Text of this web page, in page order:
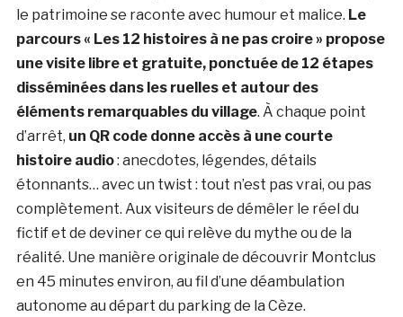
le patrimoine se raconte avec humour et malice. Le
parcours « Les 12 histoires à ne pas croire » propose
une visite libre et gratuite, ponctuée de 12 étapes
disséminées dans les ruelles et autour des
éléments remarquables du village. À chaque point
d’arrêt, un QR code donne accès à une courte
histoire audio: anecdotes, légendes, détails
étonnants… avec un twist : tout n’est pas vrai, ou pas
complètement. Aux visiteurs de démêler le réel du
fictif et de deviner ce qui relève du mythe ou de la
réalité. Une manière originale de découvrir Montclus
en 45 minutes environ, au fil d’une déambulation
autonome au départ du parking de la Cèze.